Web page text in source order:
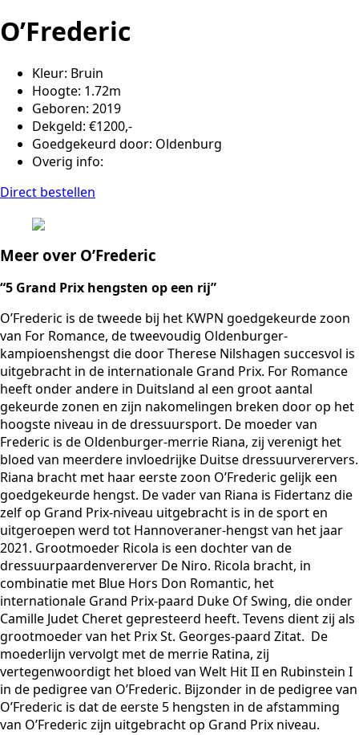
O’Frederic
Kleur: Bruin
Hoogte: 1.72m
Geboren: 2019
Dekgeld: €1200,-
Goedgekeurd door: Oldenburg
Overig info:
Direct bestellen
Meer over O’Frederic
“5 Grand Prix hengsten op een rij”
O’Frederic is de tweede bij het KWPN goedgekeurde zoon
van For Romance, de tweevoudig Oldenburger-
kampioenshengst die door Therese Nilshagen succesvol is
uitgebracht in de internationale Grand Prix. For Romance
heeft onder andere in Duitsland al een groot aantal
gekeurde zonen en zijn nakomelingen breken door op het
hoogste niveau in de dressuursport. De moeder van
Frederic is de Oldenburger-merrie Riana, zij verenigt het
bloed van meerdere invloedrijke Duitse dressuurverervers.
Riana bracht met haar eerste zoon O’Frederic gelijk een
goedgekeurde hengst. De vader van Riana is Fidertanz die
zelf op Grand Prix-niveau uitgebracht is in de sport en
uitgeroepen werd tot Hannoveraner-hengst van het jaar
2021. Grootmoeder Ricola is een dochter van de
dressuurpaardenvererver De Niro. Ricola bracht, in
combinatie met Blue Hors Don Romantic, het
internationale Grand Prix-paard Duke Of Swing, die onder
Camille Judet Cheret gepresteerd heeft. Tevens dient zij als
grootmoeder van het Prix St. Georges-paard Zitat. De
moederlijn vervolgt met de merrie Ratina, zij
vertegenwoordigt het bloed van Welt Hit II en Rubinstein I
in de pedigree van O’Frederic. Bijzonder in de pedigree van
O’Frederic is dat de eerste 5 hengsten in de afstamming
van O’Frederic zijn uitgebracht op Grand Prix niveau.